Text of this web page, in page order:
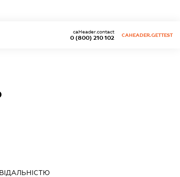
0 (800) 210 102
caHeader.contact
CAHEADER.GETTEST